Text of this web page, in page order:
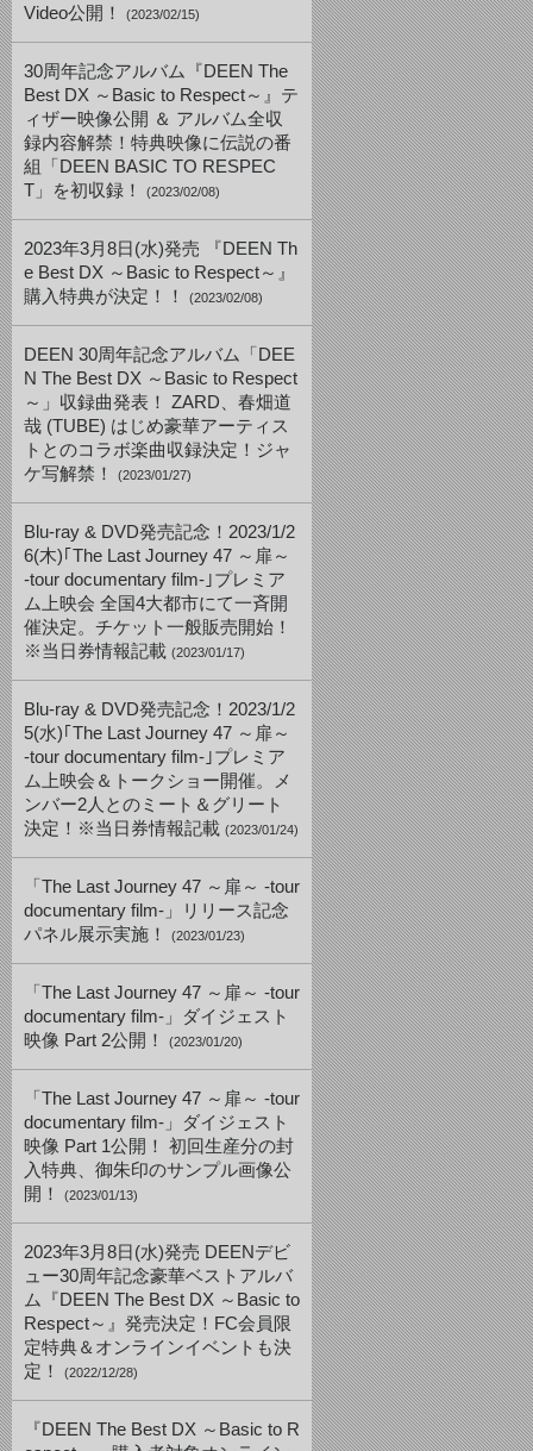
Video公開！
(2023/02/15)
30周年記念アルバム『DEEN The
Best DX ～Basic to Respect～』テ
ィザー映像公開 ＆ アルバム全収
録内容解禁！特典映像に伝説の番
組「DEEN BASIC TO RESPEC
T」を初収録！
(2023/02/08)
2023年3月8日(水)発売 『DEEN Th
e Best DX ～Basic to Respect～』
購入特典が決定！！
(2023/02/08)
DEEN 30周年記念アルバム「DEE
N The Best DX ～Basic to Respect
～」収録曲発表！ ZARD、春畑道
哉 (TUBE) はじめ豪華アーティス
トとのコラボ楽曲収録決定！ジャ
ケ写解禁！
(2023/01/27)
Blu-ray & DVD発売記念！2023/1/2
6(木)｢The Last Journey 47 ～扉～
-tour documentary film-｣プレミア
ム上映会 全国4大都市にて一斉開
催決定。チケット一般販売開始！
※当日券情報記載 (2023/01/17)
Blu-ray & DVD発売記念！2023/1/2
5(水)｢The Last Journey 47 ～扉～
-tour documentary film-｣プレミア
ム上映会＆トークショー開催。メ
ンバー2人とのミート＆グリート
決定！※当日券情報記載 (2023/01/24)
「The Last Journey 47 ～扉～ -tour
documentary film-」リリース記念
パネル展示実施！
(2023/01/23)
「The Last Journey 47 ～扉～ -tour
documentary film-」ダイジェスト
映像 Part 2公開！
(2023/01/20)
「The Last Journey 47 ～扉～ -tour
documentary film-」ダイジェスト
映像 Part 1公開！ 初回生産分の封
入特典、御朱印のサンプル画像公
開！
(2023/01/13)
2023年3月8日(水)発売 DEENデビ
ュー30周年記念豪華ベストアルバ
ム『DEEN The Best DX ～Basic to
Respect～』発売決定！FC会員限
定特典＆オンラインイベントも決
定！
(2022/12/28)
『DEEN The Best DX ～Basic to R